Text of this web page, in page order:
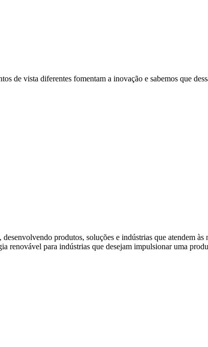
de vista diferentes fomentam a inovação e sabemos que
produtos, soluções e indústrias que atendem às
renovável para indústrias que desejam impulsionar uma